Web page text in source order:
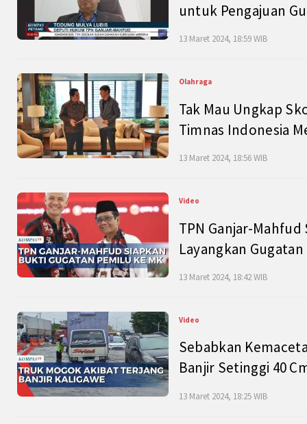
untuk Pengajuan
13 Maret 2024, 18:59 WIB
Olahraga
Tak Mau Ungkap
Timnas Indonesia
13 Maret 2024, 18:56 WIB
Video
TPN Ganjar-
Layangkan
13 Maret 2024, 18:42 WIB
Video
Sebabkan
Banjir Setinggi 40
13 Maret 2024, 18:25 WIB